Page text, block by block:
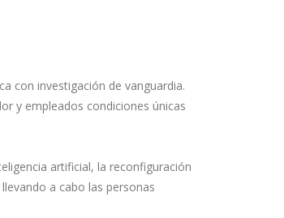
con investigación de vanguardia.
y empleados condiciones únicas
artificial, la reconfiguración
a cabo las personas